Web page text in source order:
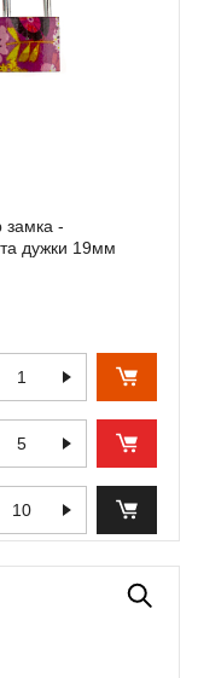
замка -
дужки 19мм